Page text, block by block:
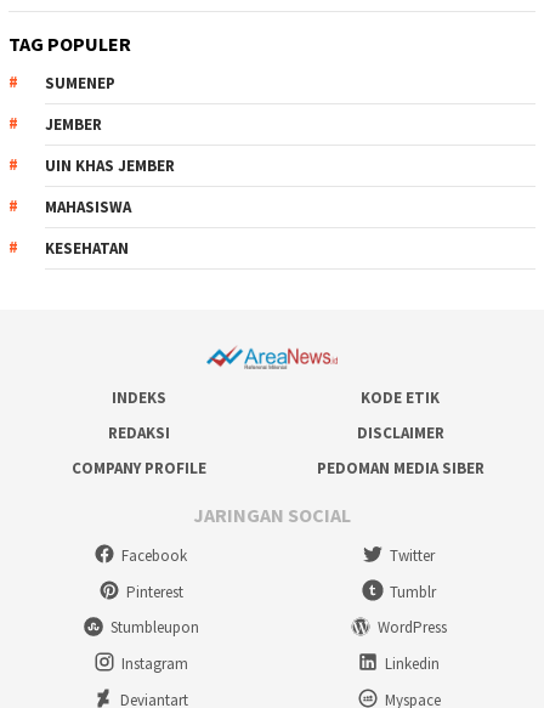
TAG POPULER
SUMENEP
JEMBER
UIN KHAS JEMBER
MAHASISWA
KESEHATAN
INDEKS
KODE ETIK
REDAKSI
DISCLAIMER
COMPANY PROFILE
PEDOMAN MEDIA SIBER
JARINGAN SOCIAL
Facebook
Twitter
Pinterest
Tumblr
Stumbleupon
WordPress
Instagram
Linkedin
Deviantart
Myspace